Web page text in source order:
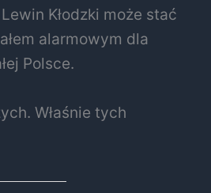
Lewin Kłodzki może stać
alarmowym dla
Polsce.
Właśnie tych